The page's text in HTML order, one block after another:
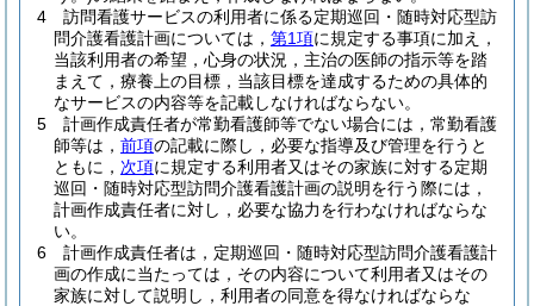
4
訪問看護サービスの利用者に係る定期巡回・随時対応型訪
問介護看護計画については， 第1項に規定する事項に加え，
当該利用者の希望，心身の状況，主治の医師の指示等を踏
まえて，療養上の目標，当該目標を達成するための具体的
なサービスの内容等を記載しなければならない。
5
計画作成責任者が常勤看護師等でない場合には，常勤看護
師等は， 前項の記載に際し，必要な指導及び管理を行うと
ともに， 次項に規定する利用者又はその家族に対する定期
巡回・随時対応型訪問介護看護計画の説明を行う際には，
計画作成責任者に対し，必要な協力を行わなければならな
い。
6
計画作成責任者は，定期巡回・随時対応型訪問介護看護計
画の作成に当たっては，その内容について利用者又はその
家族に対して説明し，利用者の同意を得なければならな